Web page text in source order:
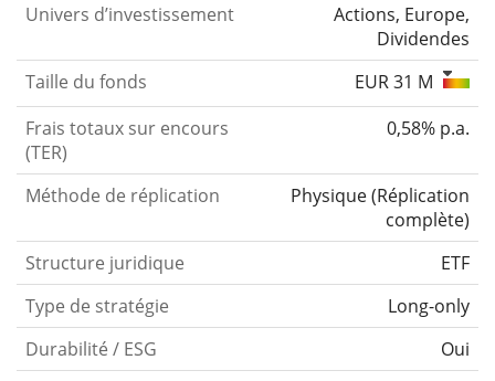
Univers d’investissement
Actions, Europe,
Dividendes
Taille du fonds
EUR 31 M
Frais totaux sur encours
(TER)
0,58% p.a.
Méthode de réplication Physique(Réplication
complète)
Structure juridique
ETF
Type de stratégie
Long-only
Durabilité / ESG
Oui